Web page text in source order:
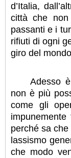
d’Italia,
città che
passanti e i
rifiuti di ogni
giro del
Adesso
non è più
come gli
perché sa
lassismo
che modo